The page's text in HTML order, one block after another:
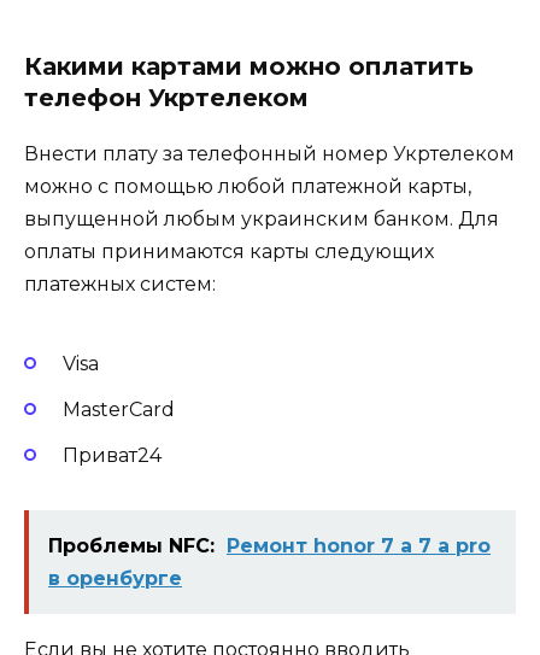
Какими картами можно оплатить
телефон Укртелеком
Внести плату за телефонный номер Укртелеком
можно с помощью любой платежной карты,
выпущенной любым украинским банком. Для
оплаты принимаются карты следующих
платежных систем:
Visa
MasterCard
Приват24
Проблемы NFC: Ремонт honor 7 a 7 a pro
в оренбурге
Если вы не хотите постоянно вводить